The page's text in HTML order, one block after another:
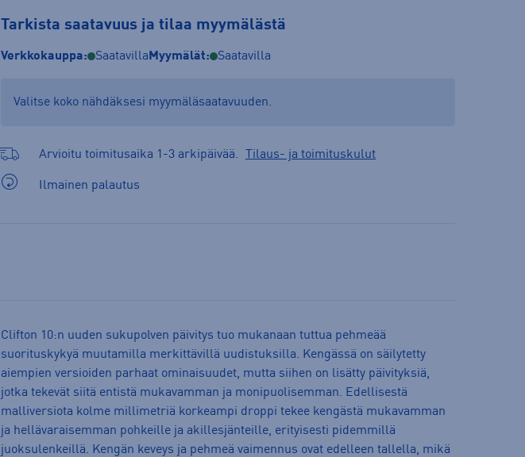
Tarkista saatavuus ja tilaa myymälästä
Verkkokauppa: Saatavilla Myymälät: Saatavilla
Valitse koko nähdäksesi myymäläsaatavuuden.
Arvioitu toimitusaika 1-3 arkipäivää. Tilaus- ja toimituskulut
Ilmainen palautus
Clifton 10:n uuden sukupolven päivitys tuo mukanaan tuttua pehmeää
suorituskykyä muutamilla merkittävillä uudistuksilla. Kengässä on säilytetty
aiempien versioiden parhaat ominaisuudet, mutta siihen on lisätty päivityksiä,
jotka tekevät siitä entistä mukavamman ja monipuolisemman. Edellisestä
malliversiota kolme millimetriä korkeampi droppi tekee kengästä mukavamman
ja hellävaraisemman pohkeille ja akillesjänteille, erityisesti pidemmillä
juoksulenkeillä. Kengän keveys ja pehmeä vaimennus ovat edelleen tallella, mikä